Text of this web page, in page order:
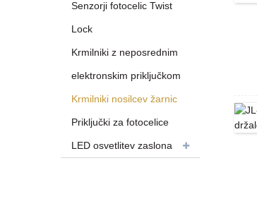
Senzorji fotocelic Twist
Lock
Krmilniki z neposrednim
elektronskim priključkom
Krmilniki nosilcev žarnic
Priključki za fotocelice
LED osvetlitev zaslona